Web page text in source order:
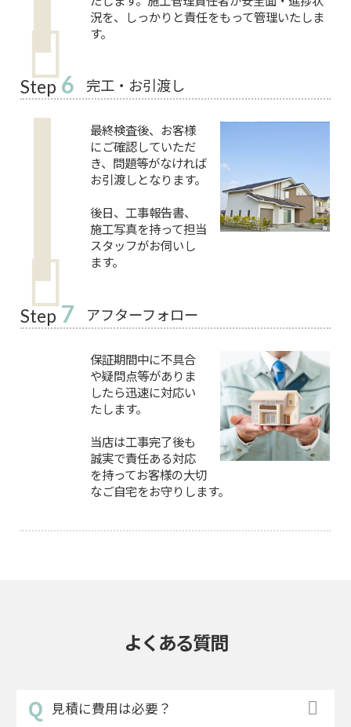
況を、しっかりと責任をもって管理いたしま
す。
Step 6 完工・お引渡し
最終検査後、お客様
にご確認していただ
き、問題等がなければ
お引渡しとなります。
後日、工事報告書、
施工写真を持って担当
スタッフがお伺いし
ます。
Step 7 アフターフォロー
保証期間中に不具合
や疑問点等がありま
したら迅速に対応い
たします。
当店は工事完了後も
誠実で責任ある対応
を持ってお客様の大切
なご自宅をお守りします。
よくある質問
見積に費用は必要？